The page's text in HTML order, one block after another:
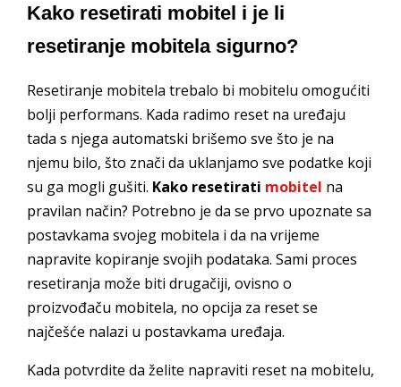
Kako resetirati mobitel i je li
resetiranje mobitela sigurno?
Resetiranje mobitela trebalo bi mobitelu omogućiti
bolji performans. Kada radimo reset na uređaju
tada s njega automatski brišemo sve što je na
njemu bilo, što znači da uklanjamo sve podatke koji
su ga mogli gušiti. Kako resetirati mobitel na
pravilan način? Potrebno je da se prvo upoznate sa
postavkama svojeg mobitela i da na vrijeme
napravite kopiranje svojih podataka. Sami proces
resetiranja može biti drugačiji, ovisno o
proizvođaču mobitela, no opcija za reset se
najčešće nalazi u postavkama uređaja.
Kada potvrdite da želite napraviti reset na mobitelu,